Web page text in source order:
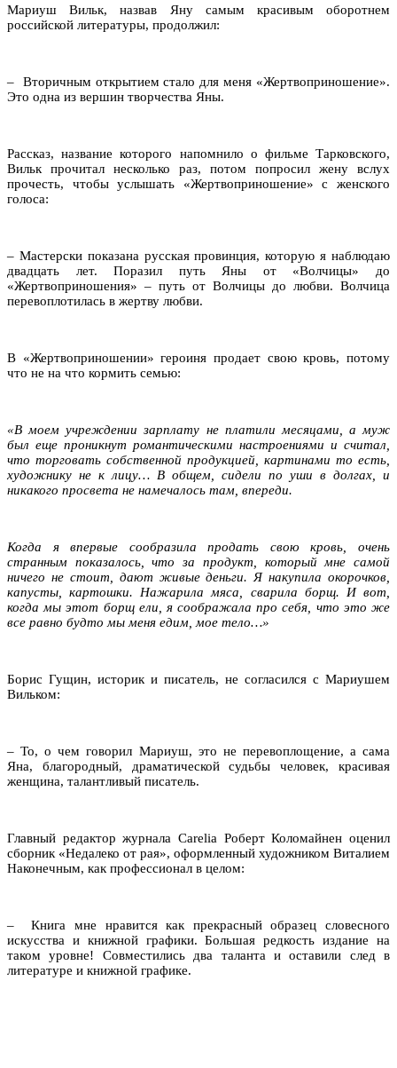
Мариуш Вильк, назвав Яну самым красивым оборотнем
российской литературы, продолжил:
– Вторичным открытием стало для меня «Жертвоприношение».
Это одна из вершин творчества Яны.
Рассказ, название которого напомнило о фильме Тарковского,
Вильк прочитал несколько раз, потом попросил жену вслух
прочесть, чтобы услышать «Жертвоприношение» с женского
голоса:
– Мастерски показана русская провинция, которую я наблюдаю
двадцать лет. Поразил путь Яны от «Волчицы» до
«Жертвоприношения» – путь от Волчицы до любви. Волчица
перевоплотилась в жертву любви.
В «Жертвоприношении» героиня продает свою кровь, потому
что не на что кормить семью:
«В моем учреждении зарплату не платили месяцами, а муж
был еще проникнут романтическими настроениями и считал,
что торговать собственной продукцией, картинами то есть,
художнику не к лицу… В общем, сидели по уши в долгах, и
никакого просвета не намечалось там, впереди.
Когда я впервые сообразила продать свою кровь, очень
странным показалось, что за продукт, который мне самой
ничего не стоит, дают живые деньги. Я накупила окорочков,
капусты, картошки. Нажарила мяса, сварила борщ. И вот,
когда мы этот борщ ели, я соображала про себя, что это же
все равно будто мы меня едим, мое тело…»
Борис Гущин, историк и писатель, не согласился с Мариушем
Вильком:
– То, о чем говорил Мариуш, это не перевоплощение, а сама
Яна, благородный, драматической судьбы человек, красивая
женщина, талантливый писатель.
Главный редактор журнала Carelia Роберт Коломайнен оценил
сборник «Недалеко от рая», оформленный художником Виталием
Наконечным, как профессионал в целом:
– Книга мне нравится как прекрасный образец словесного
искусства и книжной графики. Большая редкость издание на
таком уровне! Совместились два таланта и оставили след в
литературе и книжной графике.